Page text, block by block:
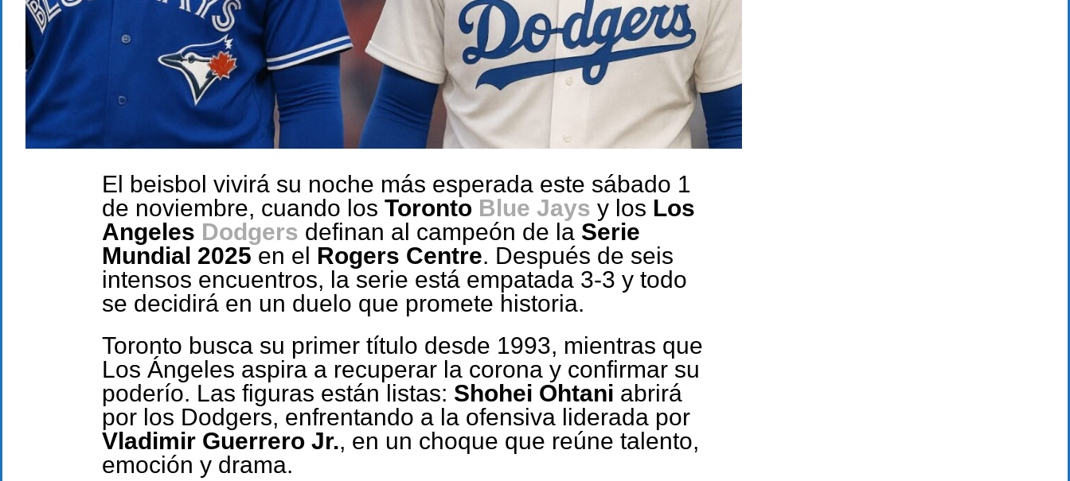
El beisbol vivirá su noche más esperada este sábado 1
de noviembre, cuando los Toronto Blue Jays y los Los
Angeles Dodgers definan al campeón de la Serie
Mundial 2025 en el Rogers Centre. Después de seis
intensos encuentros, la serie está empatada 3-3 y todo
se decidirá en un duelo que promete historia.
Toronto busca su primer título desde 1993, mientras que
Los Ángeles aspira a recuperar la corona y confirmar su
poderío. Las figuras están listas: Shohei Ohtani abrirá
por los Dodgers, enfrentando a la ofensiva liderada por
Vladimir Guerrero Jr., en un choque que reúne talento,
emoción y drama.